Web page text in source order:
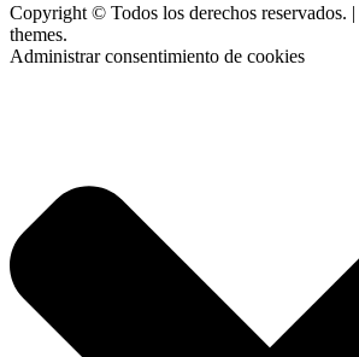
Copyright © Todos los derechos reservados. |
themes.
Administrar consentimiento de cookies